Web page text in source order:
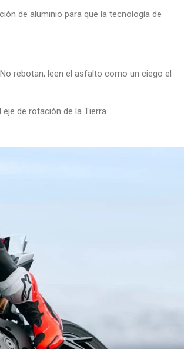
de aluminio para que la tecnología de
rebotan, leen el asfalto como un ciego el
de rotación de la Tierra.